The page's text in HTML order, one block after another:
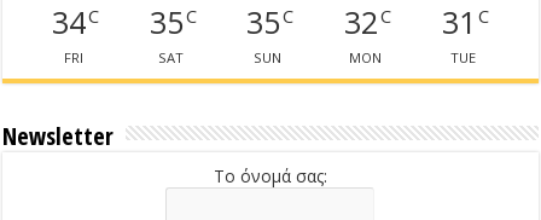
34C
FRI
35C
SAT
35C
SUN
32C
MON
31 C
TUE
Newsletter
Το όνομά σας: